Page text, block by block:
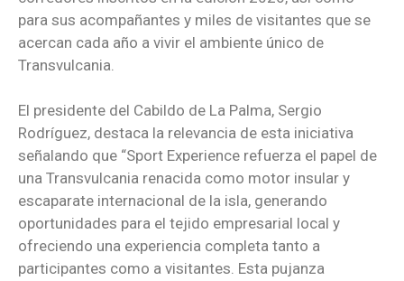
para sus acompañantes y miles de visitantes que se
acercan cada año a vivir el ambiente único de
Transvulcania.
El presidente del Cabildo de La Palma, Sergio
Rodríguez, destaca la relevancia de esta iniciativa
señalando que “Sport Experience refuerza el papel de
una Transvulcania renacida como motor insular y
escaparate internacional de la isla, generando
oportunidades para el tejido empresarial local y
ofreciendo una experiencia completa tanto a
participantes como a visitantes. Esta pujanza